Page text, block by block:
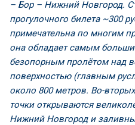
– Бор – Нижний Новгород.
прогулочного билета ~300
примечательна по многим
она обладает самым
безопорным пролётом над
поверхностью (главным
около 800 метров. Во-
точки открываются
Нижний Новгород и